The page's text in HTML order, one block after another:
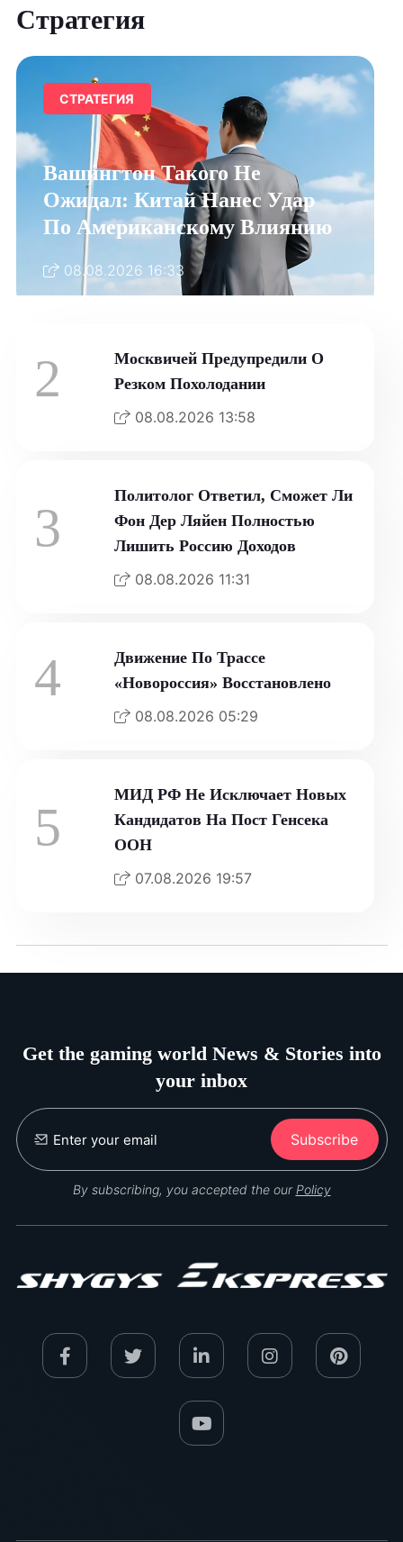
Стратегия
СТРАТЕГИЯ
Вашингтон Такого Не
Ожидал: Китай Нанес Удар
По Американскому Влиянию
08.08.2026 16:33
2
Москвичей Предупредили О
Резком Похолодании
08.08.2026 13:58
3
Политолог Ответил, Сможет Ли
Фон Дер Ляйен Полностью
Лишить Россию Доходов
08.08.2026 11:31
4
Движение По Трассе
«Новороссия» Восстановлено
08.08.2026 05:29
5
МИД РФ Не Исключает Новых
Кандидатов На Пост Генсека
ООН
07.08.2026 19:57
Get the gaming world News & Stories into
your inbox
Subscribe
By subscribing, you accepted the our Policy